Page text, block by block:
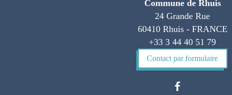
Commune de Rhuis
24 Grande Rue
60410 Rhuis - FRANCE
+33 3 44 40 51 79
Contact par formulaire